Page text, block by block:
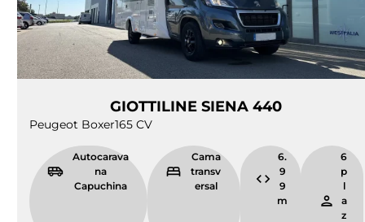
GIOTTILINE SIENA 440
Peugeot Boxer165 CV
Autocarava
na
Capuchina
Cama
transv
ersal
6.
9
9
m
6
p
l
a
z